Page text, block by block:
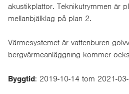
akustikplattor. Teknikutrymmen är
mellanbjälklag på plan 2.
Värmesystemet är vattenburen
bergvärmeanläggning kommer
Byggtid: 2019-10-14 tom 2021-